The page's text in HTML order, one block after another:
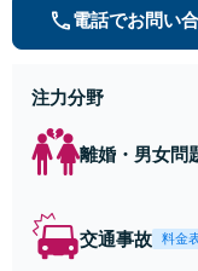
電話でお問い
注力分野
離婚・男女問
交通事故 料金